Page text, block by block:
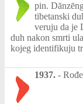
pin.
tibetanski
veruju da je
duh nakon smrti
kojeg identifikuju
1937. -